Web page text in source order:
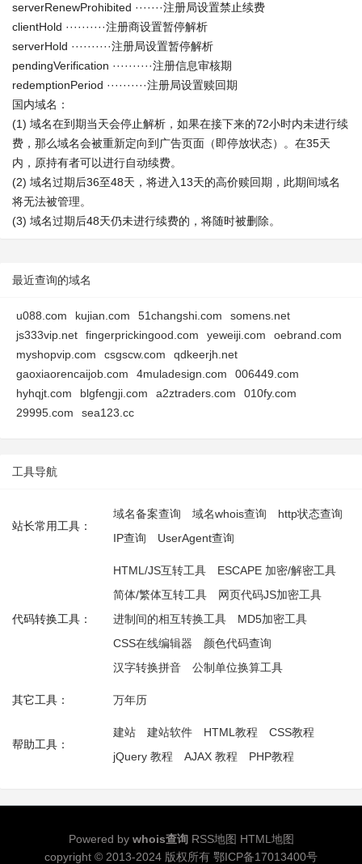
serverRenewProhibited ·······注册局设置禁止续费
clientHold ··········注册商设置暂停解析
serverHold ··········注册局设置暂停解析
pendingVerification ··········注册信息审核期
redemptionPeriod ··········注册局设置赎回期
国内域名：
(1) 域名在到期当天会停止解析，如果在接下来的72小时内未进行续
费，那么域名会被重新定向到广告页面（即停放状态）。在35天
内，原持有者可以进行自动续费。
(2) 域名过期后36至48天，将进入13天的高价赎回期，此期间域名
将无法被管理。
(3) 域名过期后48天仍未进行续费的，将随时被删除。
最近查询的域名
u088.com kujian.com 51changshi.com
somens.net
js333vip.net
fingerprickingood.com yeweiji.com
oebrand.com
myshopvip.com
csgscw.com
qdkeerjh.net
gaoxiaorencaijob.com
4muladesign.com
006449.com
hyhqjt.com
blgfengji.com a2ztraders.com
010fy.com
29995.com
sea123.cc
工具导航
站长常用工具：
域名备案查询 域名whois查询
http状态查询
IP查询
UserAgent查询
代码转换工具：
HTML/JS互转工具
ESCAPE 加密/解密工具
简体/繁体互转工具
网页代码JS加密工具
进制间的相互转换工具
MD5加密工具
CSS在线编辑器
颜色代码查询
汉字转换拼音
公制单位换算工具
其它工具： 万年历
帮助工具：
建站 建站软件 HTML教程
CSS教程
jQuery 教程
AJAX 教程 PHP教程
Powered by whois查询 RSS地图 HTML地图
copyright © 2013-2024 版权所有 鄂ICP备17013400号